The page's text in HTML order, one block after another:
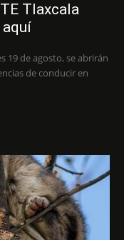
Tlaxcala
aquí
19 de agosto, se abrirán
de conducir en